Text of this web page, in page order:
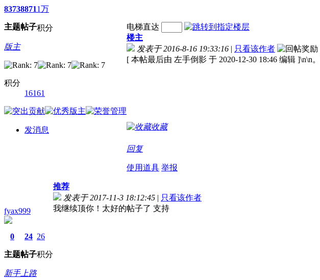
8373
主题
8871
帖子
1万
积分
版主
积分
16161
发消息
电梯直达
楼主
发表于 2016-8-16 19:33:16 | 只看该作者
[ 本帖最后由 左手倒影 于 2020-12-30 18:46 编辑 ]\n\n。
收藏
回复
使用道具 举报
fyax999
0
主题
24
帖子
26
积分
新手上路
推荐
发表于 2017-11-3 18:12:45 | 只看该作者
我继续顶你！太好的帖子了 支持